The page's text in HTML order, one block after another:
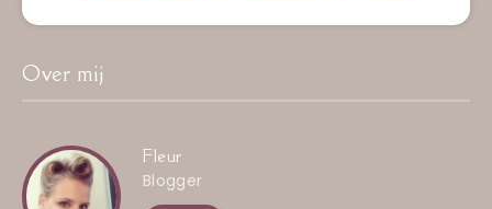
Over mij
Fleur
Blogger